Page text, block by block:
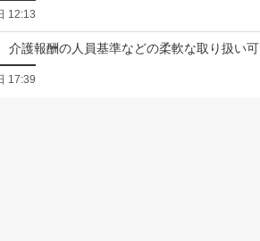
12:13
護報酬の人員基準などの柔軟な取り扱い可
17:39